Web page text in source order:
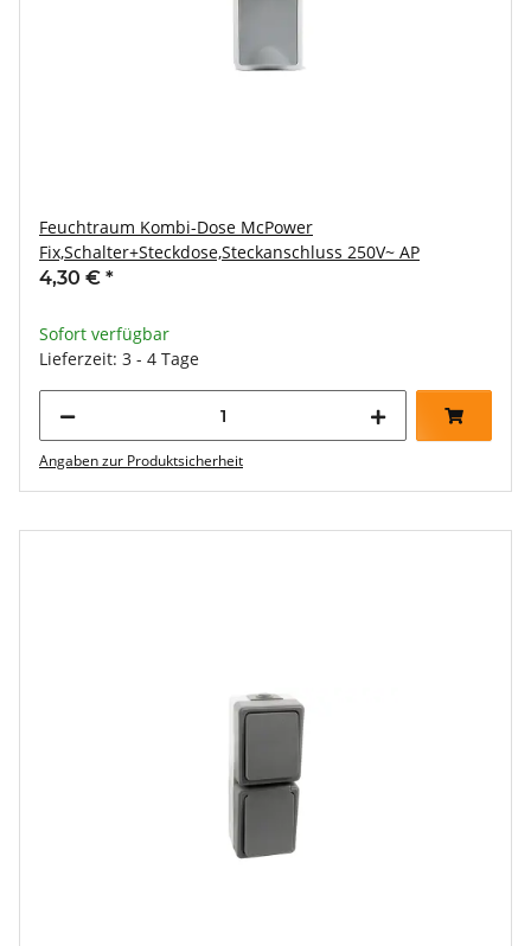
Feuchtraum Kombi-Dose McPower
Fix,Schalter+Steckdose,Steckanschluss 250V~ AP
4,30 € *
Sofort verfügbar
Lieferzeit: 3 - 4 Tage
Angaben zur Produktsicherheit